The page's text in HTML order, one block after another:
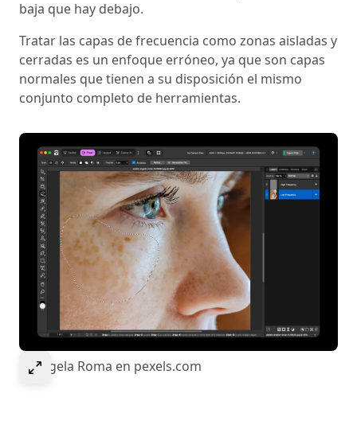
baja que hay debajo.
Tratar las capas de frecuencia como zonas aisladas y
cerradas es un enfoque erróneo, ya que son capas
normales que tienen a su disposición el mismo
conjunto completo de herramientas.
Select to expand image
© Angela Roma en pexels.com